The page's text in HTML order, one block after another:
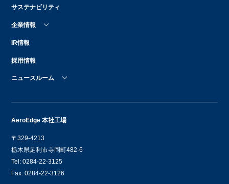
サステナビリティ
企業情報
IR情報
採用情報
ニュースルーム
AeroEdge 本社工場
〒329-4213
栃木県足利市寺岡町482-6
Tel: 0284-22-3125
Fax: 0284-22-3126